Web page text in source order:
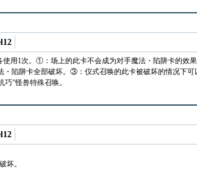
用1次。①：场上的此卡不会成为对手魔法・陷阱卡的效
陷阱卡全部破坏。③：仪式召唤的此卡被破坏的情况下
”怪兽特殊召唤。
坏。